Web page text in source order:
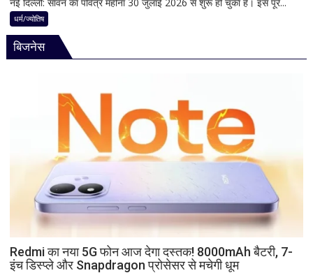
का
कर
तारीख,
और
व्रत
का
महत्व
धर्म/ज्योतिष
बिजनेस
Redmi का नया 5G फोन आज देगा दस्तक! 8000mAh बैटरी, 7-
इंच डिस्प्ले और Snapdragon प्रोसेसर से मचेगी धूम